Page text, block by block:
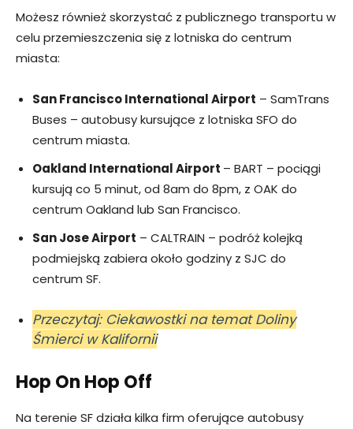
Możesz również skorzystać z publicznego transportu w
celu przemieszczenia się z lotniska do centrum
miasta:
San Francisco International Airport – SamTrans
Buses – autobusy kursujące z lotniska SFO do
centrum miasta.
Oakland International Airport – BART – pociągi
kursują co 5 minut, od 8am do 8pm, z OAK do
centrum Oakland lub San Francisco.
San Jose Airport – CALTRAIN – podróż kolejką
podmiejską zabiera około godziny z SJC do
centrum SF.
Przeczytaj: Ciekawostki na temat Doliny
Śmierci w Kalifornii
Hop On Hop Off
Na terenie SF działa kilka firm oferujące autobusy